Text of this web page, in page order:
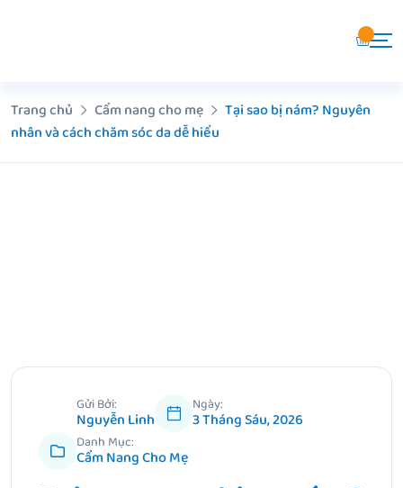
Trang chủ
Cẩm nang cho mẹ
Tại sao bị nám? Nguyên
nhân và cách chăm sóc da dễ hiểu
Gửi Bởi:
Nguyễn Linh
Ngày:
3 Tháng Sáu, 2026
Danh Mục:
Cẩm Nang Cho Mẹ